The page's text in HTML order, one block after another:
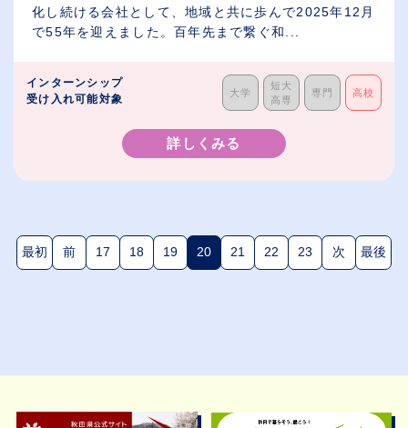
化し続ける会社として、地域と共に歩んで2025年12月
で55年を迎えました。百年先まで繋ぐ和...
インターンシップ
受け入れ可能対象
大学
短大
高専
専門 高校
詳しくみる
最初 前 17 18 19 20(現在のページ)
21 22 23 次 最後